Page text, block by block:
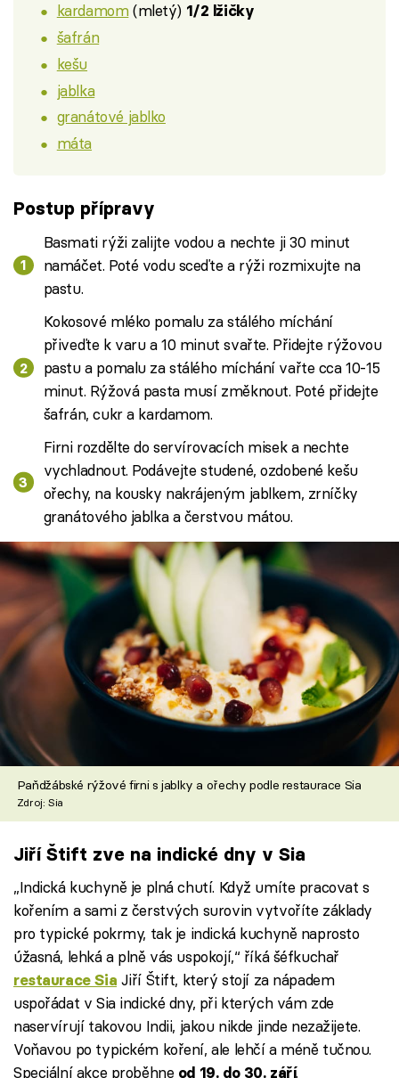
kardamom(mletý) 1/2 lžičky
šafrán
kešu
jablka
granátové jablko
máta
Postup přípravy
Basmati rýži zalijte vodou a nechte ji 30 minut
namáčet. Poté vodu sceďte a rýži rozmixujte na
pastu.
Kokosové mléko pomalu za stálého míchání
přiveďte k varu a 10 minut svařte. Přidejte rýžovou
pastu a pomalu za stálého míchání vařte cca 10-15
minut. Rýžová pasta musí změknout. Poté přidejte
šafrán, cukr a kardamom.
Firni rozdělte do servírovacích misek a nechte
vychladnout. Podávejte studené, ozdobené kešu
ořechy, na kousky nakrájeným jablkem, zrníčky
granátového jablka a čerstvou mátou.
Paňdžábské rýžové firni s jablky a ořechy podle restaurace Sia
Zdroj: Sia
Jiří Štift zve na indické dny v Sia
„Indická kuchyně je plná chutí. Když umíte pracovat s
kořením a sami z čerstvých surovin vytvoříte základy
pro typické pokrmy, tak je indická kuchyně naprosto
úžasná, lehká a plně vás uspokojí,“ říká šéfkuchař
restaurace Sia Jiří Štift, který stojí za nápadem
uspořádat v Sia indické dny, při kterých vám zde
naservírují takovou Indii, jakou nikde jinde nezažijete.
Voňavou po typickém koření, ale lehčí a méně tučnou.
Speciální akce proběhne od 19. do 30. září.